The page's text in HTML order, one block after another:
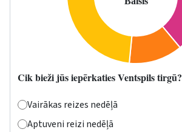
Cik bieži jūs iepērkaties Ventspils tirgū?
Vairākas reizes nedēļā
Aptuveni reizi nedēļā